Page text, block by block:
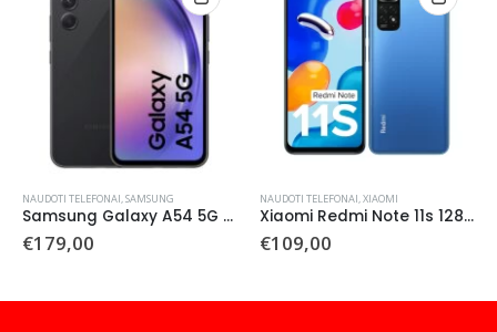
NAUDOTI TELEFONAI,SAMSUNG
Samsung Galaxy A54 5G 128 GB (Naudotas)
€179,00
NAUDOTI TELEFONAI,XIAOMI
Xiaomi Redmi Note 11s 128GB (Naudotas)
€109,00